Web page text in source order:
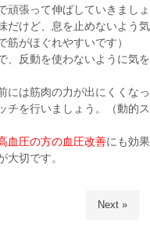
頑張って伸ばしていきましょ
だけど、息を止めないよう気
がほぐれやすいです）
、反動を使わないように気を
には筋肉の力が出にくくなっ
チを行いましょう。（動的ス
血圧の方の血圧改善にも効果
大切です。
Next »